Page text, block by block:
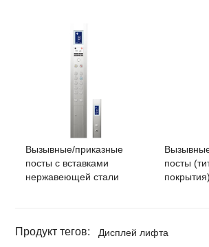
Вызывные/приказные
посты с вставками
нержавеющей стали
посты
покрытия)
Продукт тегов:
Дисплей лифта